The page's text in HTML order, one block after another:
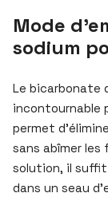
Mode
sodium
Le bicarbonate
incontournable
permet
sans abîmer les
solution, il suffit
dans un seau